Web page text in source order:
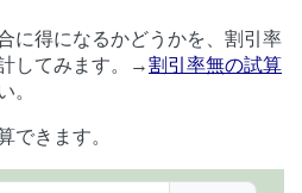
に得になるかどうかを、割引率
してみます。→割引率無の試算
。
できます。